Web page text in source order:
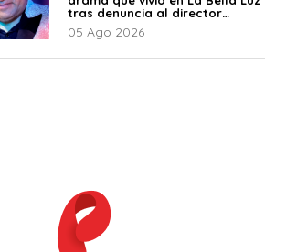
tras denuncia al director
musical: “No me parece justo”
05 Ago 2026